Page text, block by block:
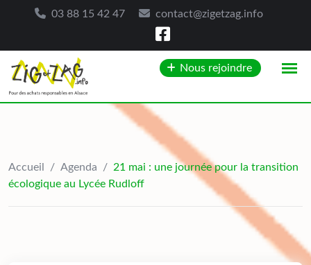
03 88 15 42 47 contact@zigetzag.info
content
Nous rejoindre
Accueil / Agenda / 21 mai : une journée pour la transition
écologique au Lycée Rudloff